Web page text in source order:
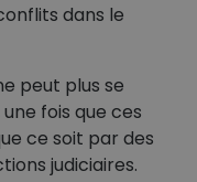
dans le
peut plus se
fois que ces
ce soit par des
judiciaires.